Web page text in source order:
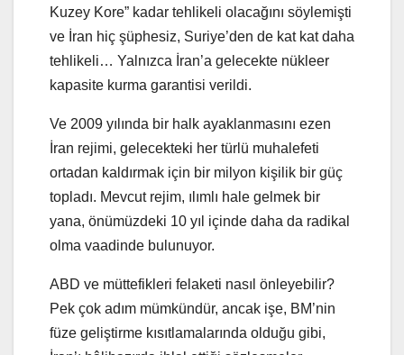
Kuzey Kore” kadar tehlikeli olacağını söylemişti
ve İran hiç şüphesiz, Suriye’den de kat kat daha
tehlikeli… Yalnızca İran’a gelecekte nükleer
kapasite kurma garantisi verildi.
Ve 2009 yılında bir halk ayaklanmasını ezen
İran rejimi, gelecekteki her türlü muhalefeti
ortadan kaldırmak için bir milyon kişilik bir güç
topladı. Mevcut rejim, ılımlı hale gelmek bir
yana, önümüzdeki 10 yıl içinde daha da radikal
olma vaadinde bulunuyor.
ABD ve müttefikleri felaketi nasıl önleyebilir?
Pek çok adım mümkündür, ancak işe, BM’nin
füze geliştirme kısıtlamalarında olduğu gibi,